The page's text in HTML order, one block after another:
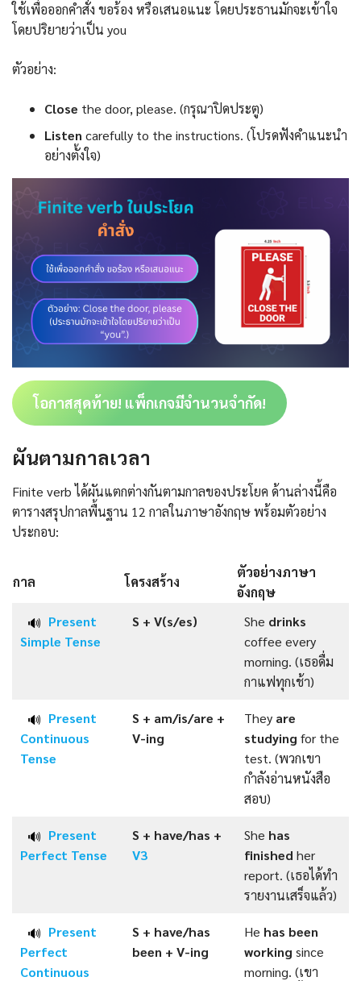
ใช้เพื่อออกคำสั่ง ขอร้อง หรือเสนอแนะ โดยประธานมักจะเข้าใจ
โดยปริยายว่าเป็น you
ตัวอย่าง:
Close the door, please. (กรุณาปิดประตู)
Listen carefully to the instructions. (โปรดฟังคำแนะนำ
อย่างตั้งใจ)
โอกาสสุดท้าย! แพ็กเกจมีจำนวนจำกัด!
ผันตามกาลเวลา
Finite verb ได้ผันแตกต่างกันตามกาลของประโยค ด้านล่างนี้คือ
ตารางสรุปกาลพื้นฐาน 12 กาลในภาษาอังกฤษ พร้อมตัวอย่าง
ประกอบ:
กาล โครงสร้าง
ตัวอย่างภาษา
อังกฤษ
🔊 Present
Simple Tense
S + V(s/es) She drinks
coffee every
morning. (เธอดื่ม
กาแฟทุกเช้า)
🔊 Present
Continuous
Tense
S + am/is/are +
V-ing
They are
studying for the
test. (พวกเขา
กำลังอ่านหนังสือ
สอบ)
🔊 Present
Perfect Tense
S + have/has +
V3
She has
finished her
report. (เธอได้ทำ
รายงานเสร็จแล้ว)
🔊 Present
Perfect
Continuous
S + have/has
been + V-ing
He has been
working since
morning. (เขา